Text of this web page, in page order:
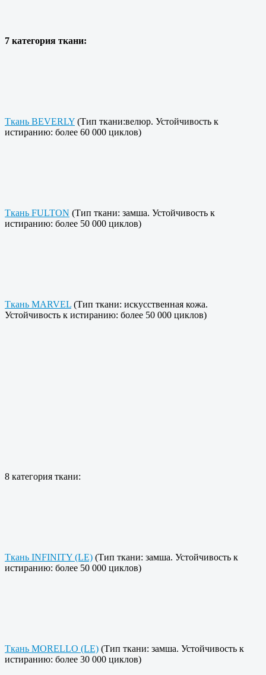
7 категория ткани:
Ткань BEVERLY (Тип ткани:велюр. Устойчивость к
истиранию: более 60 000 циклов)
Ткань FULTON (Тип ткани: замша. Устойчивость к
истиранию: более 50 000 циклов)
Ткань MARVEL (Тип ткани: искусственная кожа.
Устойчивость к истиранию: более 50 000 циклов)
8 категория ткани:
Ткань INFINITY (LE) (Тип ткани: замша. Устойчивость к
истиранию: более 50 000 циклов)
Ткань MORELLO (LE) (Тип ткани: замша. Устойчивость к
истиранию: более 30 000 циклов)